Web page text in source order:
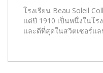
โรงเรียน Beau Soleil
แต่ปี 1910 เป็นหนึ่งในโร
และดีที่สุดในสวิตเซอร์แล